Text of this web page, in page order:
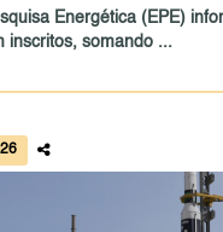
Energética (EPE)
inscritos, somando ...